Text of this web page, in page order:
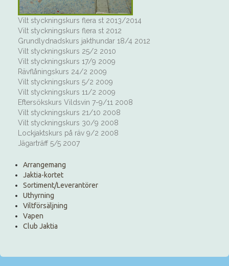
Vilt styckningskurs flera st 2013/2014
Vilt styckningskurs flera st 2012
Grundlydnadskurs jakthundar 18/4 2012
Vilt styckningskurs 25/2 2010
Vilt styckningskurs 17/9 2009
Rävflåningskurs 24/2 2009
Vilt styckningskurs 5/2 2009
Vilt styckningskurs 11/2 2009
Eftersökskurs Vildsvin 7-9/11 2008
Vilt styckningskurs 21/10 2008
Vilt styckningskurs 30/9 2008
Lockjaktskurs på räv 9/2 2008
Jägarträff 5/5 2007
Arrangemang
Jaktia-kortet
Sortiment/Leverantörer
Uthyrning
Viltförsäljning
Vapen
Club Jaktia